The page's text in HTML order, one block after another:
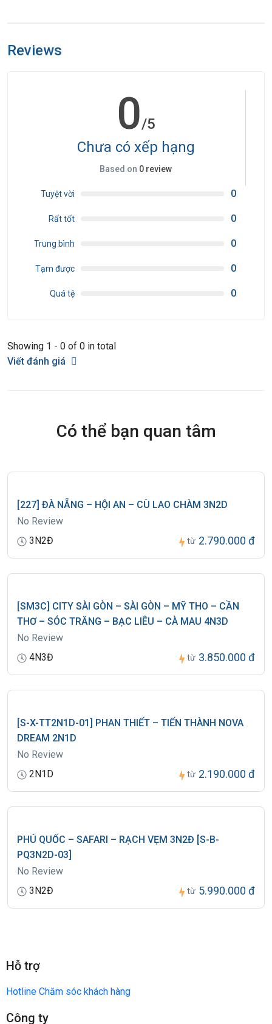
nhập cảnh vì lý do cá nhân hay nhân thân, công ty du lịch sẽ không
●Do các chuyến bay phụ thuộc vào các hãng Hàng Không nên trong
một số trường hợp giờ bay có thể thay đổi mà không được thông
●(Hộ chiếu) Phải còn thời hạn sử dụng trên 6 tháng (Tính từ ngày
●Tour thuần túy du lịch, suốt chương trình Quý khách không được
ty Trung Quốc sẽ thu phí tách đoàn).
●Trẻ em dưới 15 tuổi phải có bố mẹ đi cùng hoặc người được uỷ
●Công ty sẽ hỗ trợ về thủ tục hồ sơ trong khả năng khi Quý khách bị
Reviews
0/5
Chưa có xếp hạng
Based on 0 review
Tuyệt vời 0
Rất tốt 0
Trung bình 0
Tạm được 0
Quá tệ 0
Showing 1 - 0 of 0 in total
Viết đánh giá
Có thể bạn quan tâm
[227] ĐÀ NẴNG – HỘI AN – CÙ LAO CHÀM 3N2D
No Review
3N2Đ
từ 2.790.000 đ
[SM3C] CITY SÀI GÒN – SÀI GÒN – MỸ THO – CẦN
THƠ – SÓC TRĂNG – BẠC LIÊU – CÀ MAU 4N3D
No Review
4N3Đ
từ 3.850.000 đ
[S-X-TT2N1D-01] PHAN THIẾT – TIẾN THÀNH NOVA
DREAM 2N1D
No Review
2N1D
từ 2.190.000 đ
PHÚ QUỐC – SAFARI – RẠCH VẸM 3N2Đ [S-B-
PQ3N2D-03]
No Review
3N2Đ
từ 5.990.000 đ
Hỗ trợ
Hotline Chăm sóc khách hàng
Công ty